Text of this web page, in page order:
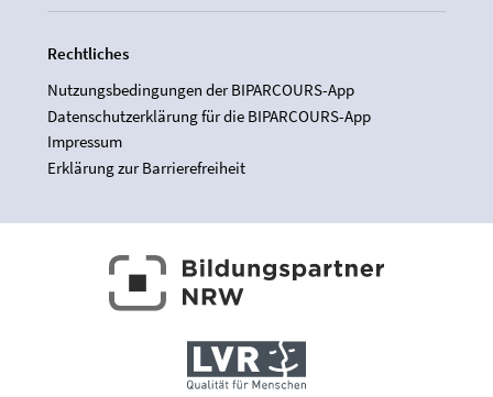
Rechtliches
Nutzungsbedingungen der BIPARCOURS-App
Datenschutzerklärung für die BIPARCOURS-App
Impressum
Erklärung zur Barrierefreiheit